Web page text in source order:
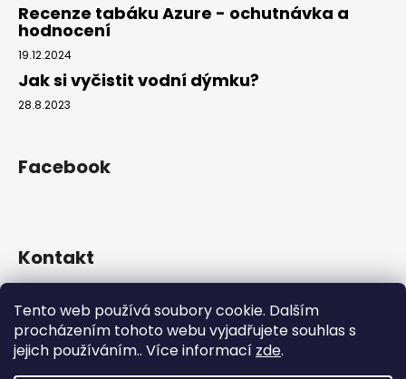
Tento web používá soubory cookie. Dalším
procházením tohoto webu vyjadřujete souhlas s
jejich používáním.. Více informací zde.
Recenze tabáku Azure - ochutnávka a
hodnocení
19.12.2024
Jak si vyčistit vodní dýmku?
28.8.2023
Facebook
Kontakt
+420 739 522 572
hookah_gang.cz/